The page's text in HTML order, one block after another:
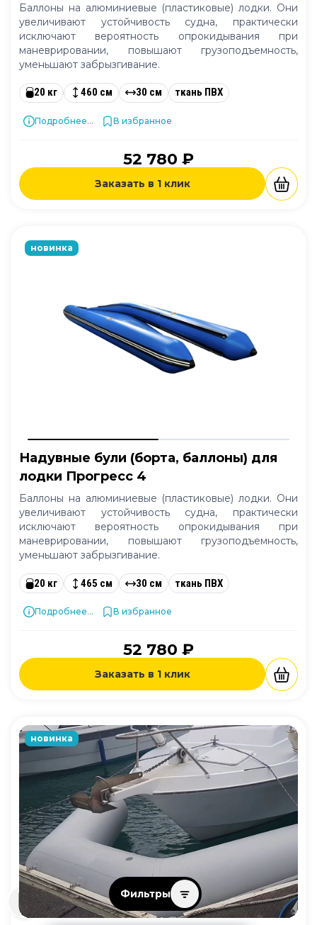
Фильтры
Баллоны на алюминиевые (пластиковые) лодки. Они
увеличивают устойчивость судна, практически
исключают вероятность опрокидывания при
маневрировании, повышают грузоподъемность,
уменьшают забрызгивание.
20 кг 460 см 30 см ткань ПВХ
Подробнее... В избранное
52 780 ₽
Заказать в 1 клик
новинка
Надувные були (борта, баллоны) для
лодки Прогресс 4
Баллоны на алюминиевые (пластиковые) лодки. Они
увеличивают устойчивость судна, практически
исключают вероятность опрокидывания при
маневрировании, повышают грузоподъемность,
уменьшают забрызгивание.
20 кг 465 см 30 см ткань ПВХ
Подробнее... В избранное
52 780 ₽
Заказать в 1 клик
новинка